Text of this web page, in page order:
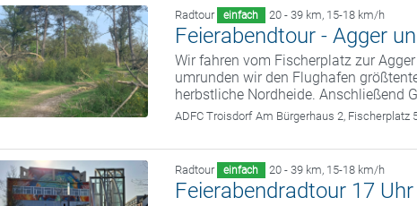
Radtour einfach 20 - 39 km, 15-18 km/h
Feierabendtour - Agger
Wir fahren vom Fischerplatz zur
umrunden wir den Flughafen
herbstliche Nordheide. Anschließend
ADFC Troisdorf Am Bürgerhaus 2, Fischerplatz
Radtour einfach 20 - 39 km, 15-18 km/h
Feierabendradtour 17